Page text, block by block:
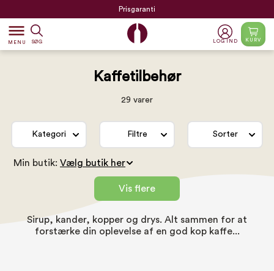
Prisgaranti
dehaze
MENU SØG LOG IND KURV
Kaffetilbehør
29 varer
Kategori Filtre Sorter
Min butik:
Vis flere
Sirup, kander, kopper og drys. Alt sammen for at
forstærke din oplevelse af en god kop kaffe...